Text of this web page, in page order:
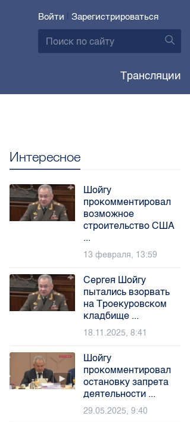
Войти | Зарегистрироваться
Трансляции
Интересное
Шойгу
прокомментировал
возможное
строительство США
...
13 февраля, 13:59
Сергея Шойгу
пытались взорвать
на Троекуровском
кладбище ...
18.11.2025, 8:41
Шойгу
прокомментировал
остановку запрета
деятельности ...
29.05.2025, 9:40